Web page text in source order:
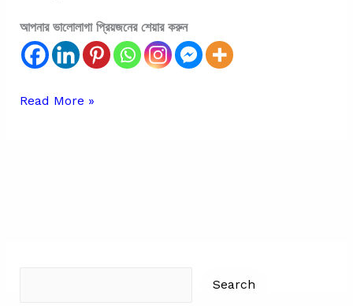
আপনার ভালোলাগা প্রিয়জনের শেয়ার করুন
মেয়েদের
Read More »
Search